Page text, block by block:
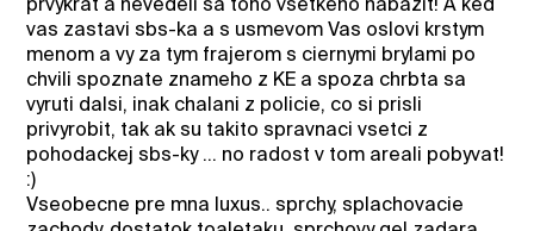
vas zastavi sbs-ka a s usmevom Vas oslovi krstym
menom a vy za tym frajerom s ciernymi brylami po
chvili spoznate znameho z KE a spoza chrbta sa
vyruti dalsi, inak chalani z policie, co si prisli
privyrobit, tak ak su takito spravnaci vsetci z
pohodackej sbs-ky ... no radost v tom areali pobyvat!
:)
Vseobecne pre mna luxus.. sprchy, splachovacie